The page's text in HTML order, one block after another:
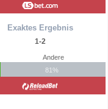
Exaktes Ergebnis
1-2
Andere
81%